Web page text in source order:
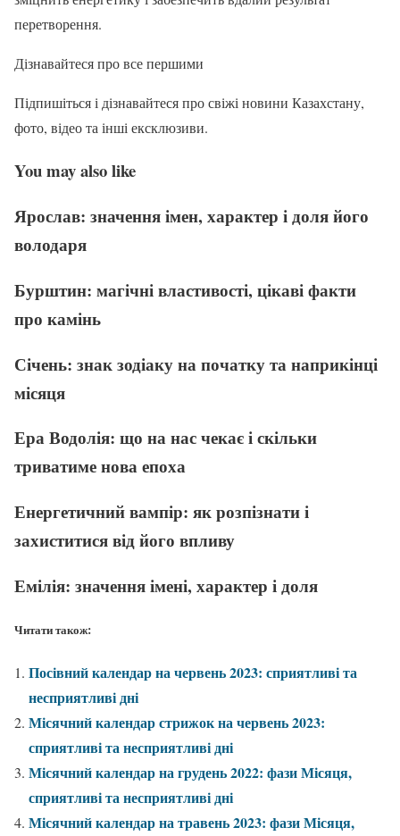
перетворення.
Дізнавайтеся про все першими
Підпишіться і дізнавайтеся про свіжі новини Казахстану,
фото, відео та інші ексклюзиви.
You may also like
Ярослав: значення імен, характер і доля його
володаря
Бурштин: магічні властивості, цікаві факти
про камінь
Січень: знак зодіаку на початку та наприкінці
місяця
Ера Водолія: що на нас чекає і скільки
триватиме нова епоха
Енергетичний вампір: як розпізнати і
захиститися від його впливу
Емілія: значення імені, характер і доля
Читати також:
Посівний календар на червень 2023: сприятливі та
несприятливі дні
Місячний календар стрижок на червень 2023:
сприятливі та несприятливі дні
Місячний календар на грудень 2022: фази Місяця,
сприятливі та несприятливі дні
Місячний календар на травень 2023: фази Місяця,